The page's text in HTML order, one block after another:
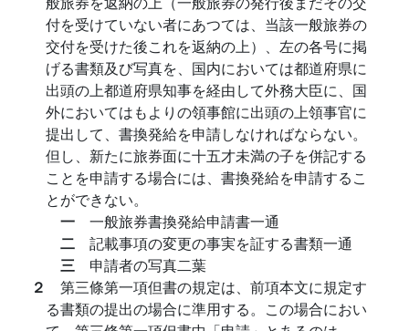
付を受けていない者にあつては、当該一般旅券の
交付を受けた後これを返納の上）、左の各号に掲
げる書類及び写真を、国内においては都道府県に
出頭の上都道府県知事を経由して外務大臣に、国
外においてはもよりの領事館に出頭の上領事官に
提出して、書換発給を申請しなければならない。
但し、新たに旅券面に十五才未満の子を併記する
ことを申請する場合には、書換発給を申請するこ
とができない。
一 一般旅券書換発給申請書一通
二 記載事項の変更の事実を証する書類一通
三 申請者の写真二葉
２ 第三條第一項但書の規定は、前項本文に規定す
る書類の提出の場合に準用する。この場合におい